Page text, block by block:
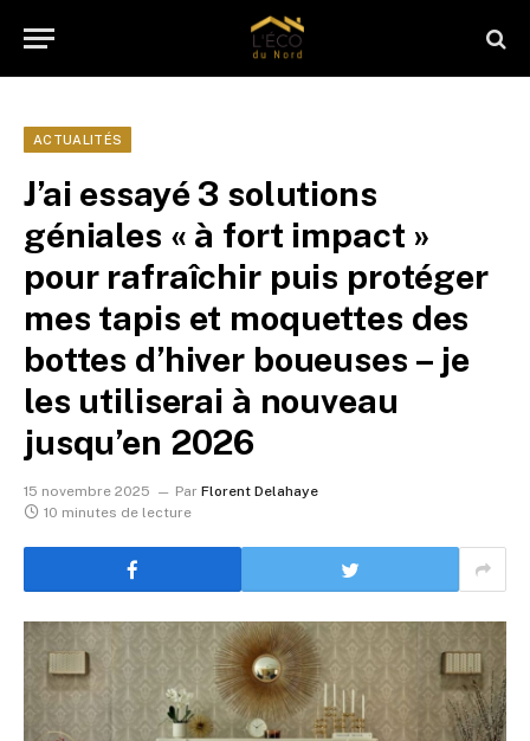
ACTUALITÉS
J’ai essayé 3 solutions
géniales « à fort impact »
pour rafraîchir puis protéger
mes tapis et moquettes des
bottes d’hiver boueuses – je
les utiliserai à nouveau
jusqu’en 2026
15 novembre 2025 Par Florent Delahaye
10 minutes de lecture